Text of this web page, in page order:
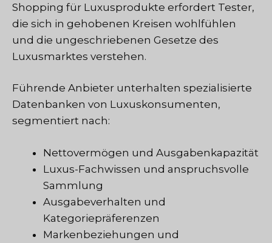
Shopping für Luxusprodukte erfordert Tester,
die sich in gehobenen Kreisen wohlfühlen
und die ungeschriebenen Gesetze des
Luxusmarktes verstehen.
Führende Anbieter unterhalten spezialisierte
Datenbanken von Luxuskonsumenten,
segmentiert nach:
Nettovermögen und Ausgabenkapazität
Luxus-Fachwissen und anspruchsvolle
Sammlung
Ausgabeverhalten und
Kategoriepräferenzen
Markenbeziehungen und